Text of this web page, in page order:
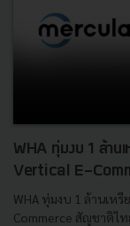
WHA ทุ่มงบ 1 ล้าน
Vertical E-
WHA ทุ่มงบ 1 ล้านเห
Commerce สัญชาติ